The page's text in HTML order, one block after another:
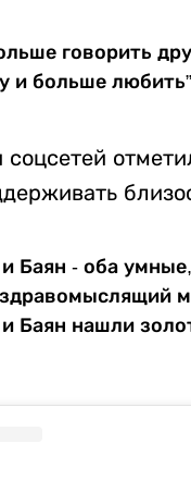
говорить
и больше
соцсетей
и Баян - оба
и Баян нашли